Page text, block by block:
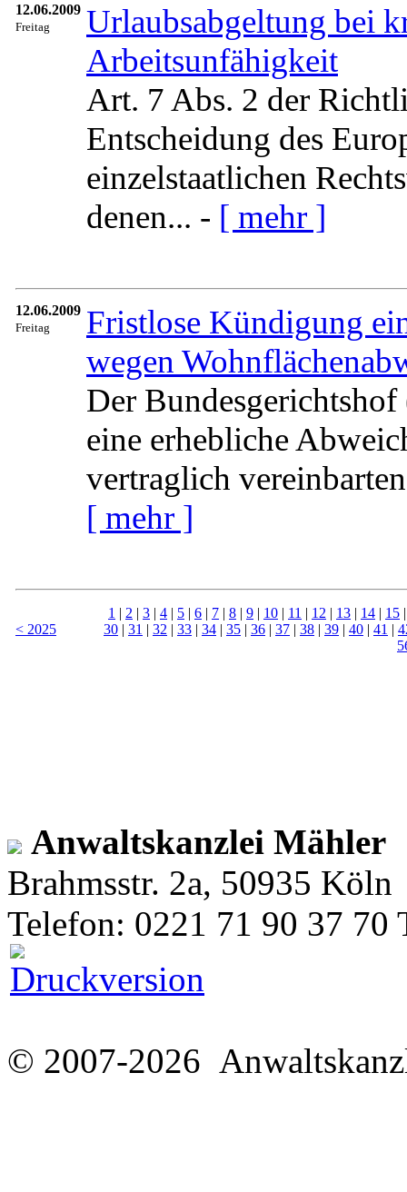
12.06.2009
Freitag
Urlaubsabgeltung bei
Arbeitsunfähigkeit
Art. 7 Abs. 2 der
Entscheidung des
einzelstaatlichen
denen... - [ mehr ]
12.06.2009
Freitag
Fristlose Kündigung
wegen
Der
eine erhebliche
vertraglich
[ mehr ]
< 2025
1 | 2 | 3 | 4 | 5 | 6 | 7 | 8 | 9 | 10 | 11 | 12 | 13 | 14 | 15
30 | 31 | 32 | 33 | 34 | 35 | 36 | 37 | 38 | 39 | 40 | 41 |
Anwaltskanzlei Mähler
Brahmsstr. 2a, 50935 Köln
Telefon: 0221 71 90 37 70
© 2007-2026